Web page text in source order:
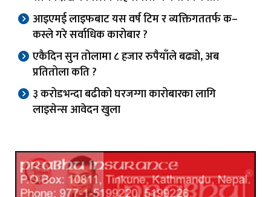
आइएमई लाइफबाट यस वर्ष टिम र व्यक्तिगततर्फ क–
कस्ले गरे सर्वाधिक कारोबार ?
एकैदिन सुन तोलामा ८ हजार रुपैयाँले बढ्यो, अब
प्रतितोला कति ?
३ करोडभन्दा बढीको घरजग्गा कारोबारका लागि
लाइसेन्स आवेदन खुला